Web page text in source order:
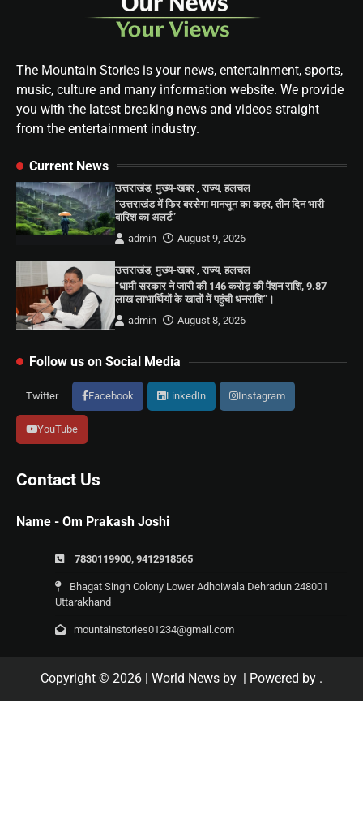
The Mountain Stories is your news, entertainment, sports,
music, culture and many information website. We provide
you with the latest breaking news and videos straight
from the entertainment industry.
Current News
उत्तराखंड,मुख्य-खबर ,राज्य,हलचल
“उत्तराखंड में फिर बरसेगा मानसून का कहर, तीन दिन भारी
बारिश का अलर्ट”
admin
August 9, 2026
उत्तराखंड,मुख्य-खबर ,राज्य,हलचल
“धामी सरकार ने जारी की 146 करोड़ की पेंशन राशि, 9.87
लाख लाभार्थियों के खातों में पहुंची धनराशि”।
admin
August 8, 2026
Follow us on Social Media
Twitter Facebook LinkedIn Instagram
YouTube
Contact Us
Name - Om Prakash Joshi
7830119900, 9412918565
Bhagat Singh Colony Lower Adhoiwala Dehradun 248001
Uttarakhand
mountainstories01234@gmail.com
Copyright © 2026 | World News by | Powered by .